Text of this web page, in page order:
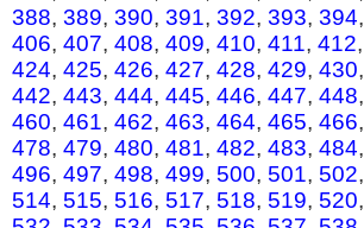
388, 389, 390, 391, 392, 393, 394,
406, 407, 408, 409, 410, 411, 412,
424, 425, 426, 427, 428, 429, 430,
442, 443, 444, 445, 446, 447, 448,
460, 461, 462, 463, 464, 465, 466,
478, 479, 480, 481, 482, 483, 484,
496, 497, 498, 499, 500, 501, 502,
514, 515, 516, 517, 518, 519, 520,